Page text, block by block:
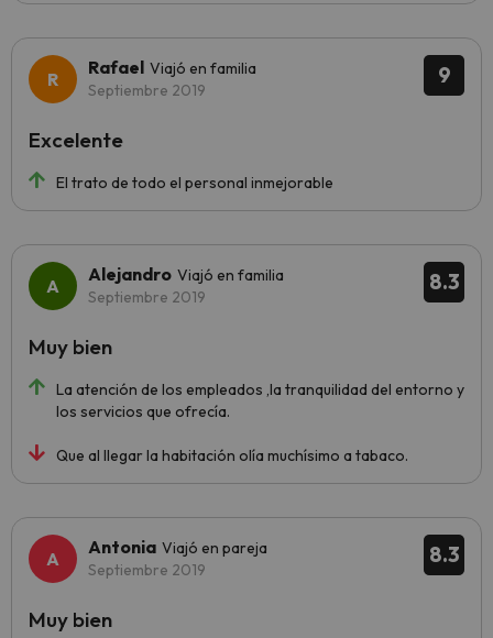
9
Rafael Viajó en familia
Septiembre 2019
El trato de todo el personal inmejorable
Excelente
8.3
Alejandro Viajó en familia
Septiembre 2019
La atención de los empleados ,la tranquilidad del entorno y
los servicios que ofrecía.
Que al llegar la habitación olía muchísimo a tabaco.
Muy bien
8.3
Antonia Viajó en pareja
Septiembre 2019
Muy bien